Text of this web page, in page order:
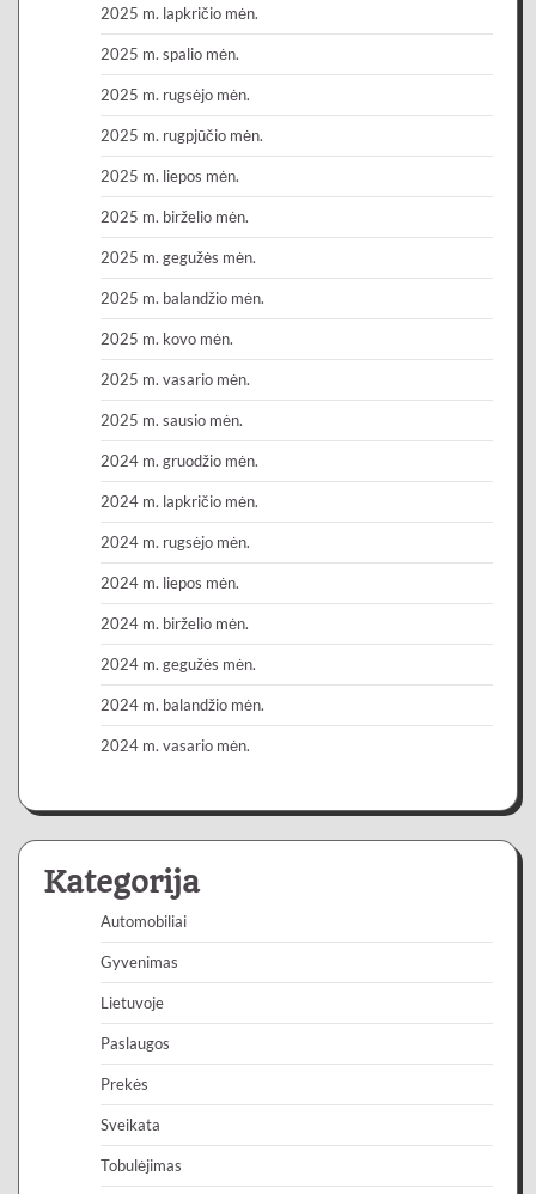
2025 m. lapkričio mėn.
2025 m. spalio mėn.
2025 m. rugsėjo mėn.
2025 m. rugpjūčio mėn.
2025 m. liepos mėn.
2025 m. birželio mėn.
2025 m. gegužės mėn.
2025 m. balandžio mėn.
2025 m. kovo mėn.
2025 m. vasario mėn.
2025 m. sausio mėn.
2024 m. gruodžio mėn.
2024 m. lapkričio mėn.
2024 m. rugsėjo mėn.
2024 m. liepos mėn.
2024 m. birželio mėn.
2024 m. gegužės mėn.
2024 m. balandžio mėn.
2024 m. vasario mėn.
Kategorija
Automobiliai
Gyvenimas
Lietuvoje
Paslaugos
Prekės
Sveikata
Tobulėjimas